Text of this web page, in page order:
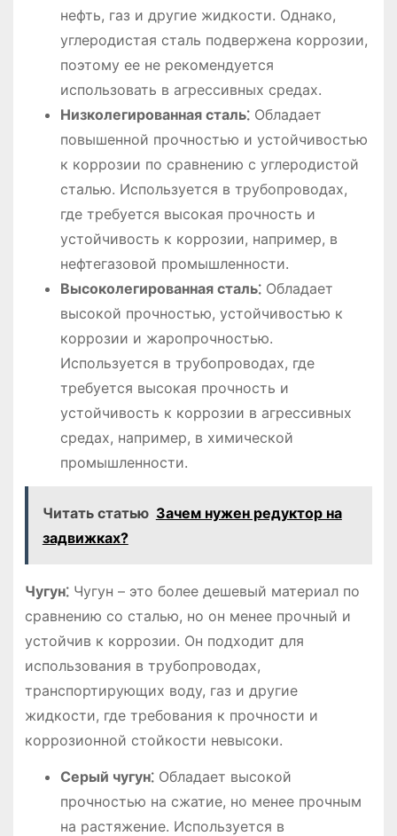
нефть, газ и другие жидкости. Однако,
углеродистая сталь подвержена коррозии,
поэтому ее не рекомендуется
использовать в агрессивных средах.
Низколегированная сталь⁚Обладает
повышенной прочностью и устойчивостью
к коррозии по сравнению с углеродистой
сталью. Используется в трубопроводах,
где требуется высокая прочность и
устойчивость к коррозии, например, в
нефтегазовой промышленности.
Высоколегированная сталь⁚Обладает
высокой прочностью, устойчивостью к
коррозии и жаропрочностью.
Используется в трубопроводах, где
требуется высокая прочность и
устойчивость к коррозии в агрессивных
средах, например, в химической
промышленности.
Читать статью Зачем нужен редуктор на
задвижках?
Чугун⁚Чугун – это более дешевый материал по
сравнению со сталью, но он менее прочный и
устойчив к коррозии. Он подходит для
использования в трубопроводах,
транспортирующих воду, газ и другие
жидкости, где требования к прочности и
коррозионной стойкости невысоки.
Серый чугун⁚Обладает высокой
прочностью на сжатие, но менее прочным
на растяжение. Используется в